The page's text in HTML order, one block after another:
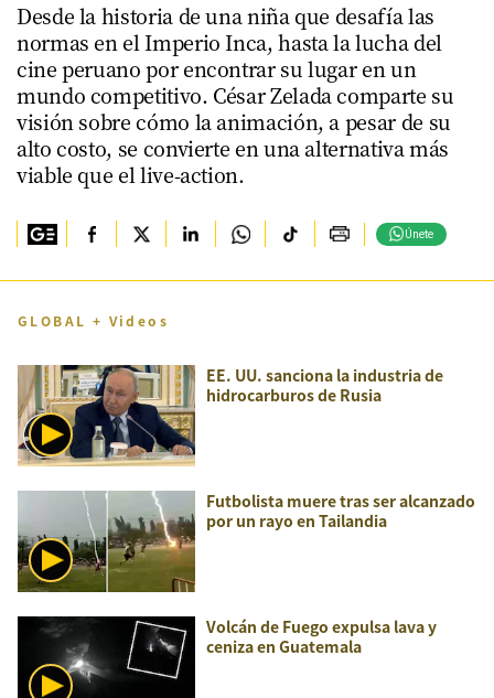
Desde la historia de una niña que desafía las
normas en el Imperio Inca, hasta la lucha del
cine peruano por encontrar su lugar en un
mundo competitivo. César Zelada comparte su
visión sobre cómo la animación, a pesar de su
alto costo, se convierte en una alternativa más
viable que el live-action.
Únete
GLOBAL + Videos
EE. UU. sanciona la industria de
hidrocarburos de Rusia
Futbolista muere tras ser alcanzado
por un rayo en Tailandia
Volcán de Fuego expulsa lava y
ceniza en Guatemala